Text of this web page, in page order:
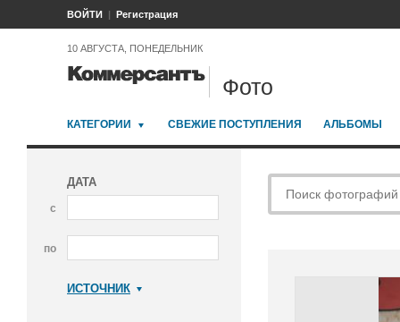
ВОЙТИ Регистрация
10 АВГУСТА, ПОНЕДЕЛЬНИК
Фото
КАТЕГОРИИ СВЕЖИЕ ПОСТУПЛЕНИЯ АЛЬБОМЫ
ДАТА
с
по
ИСТОЧНИК